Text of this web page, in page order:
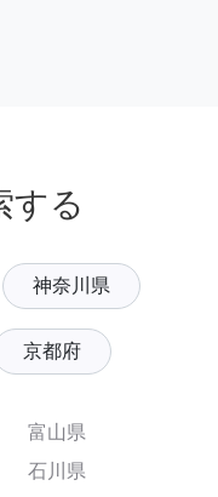
する
神奈川県
京都府
富山県
石川県